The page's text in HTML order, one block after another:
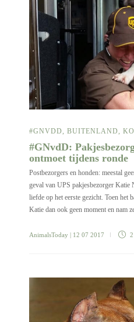
#GNVDD BUITENLAND
#GNvdD:
ontmoet tijdens ronde
Postbezorgers en honden: meestal
geval van UPS pakjesbezorger
liefde op het eerste gezicht. Toen het
Katie dan ook geen moment en nam
AnimalsToday | 12 07 2017